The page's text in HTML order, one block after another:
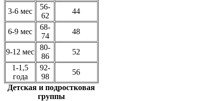
3-6 мес
56-
62
44
6-9 мес
68-
74
48
9-12 мес
80-
86
52
1-1,5
года
92-
98
56
Детская и подростковая
группы